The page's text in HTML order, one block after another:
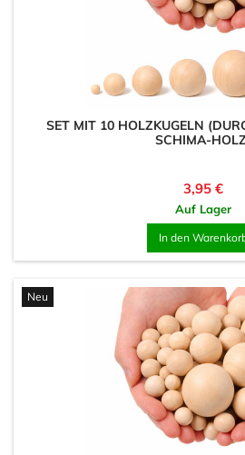
SET MIT 10 HOLZKUGELN
SCHIMA-
Preis
3,95 €
Auf Lager
In den
Neu